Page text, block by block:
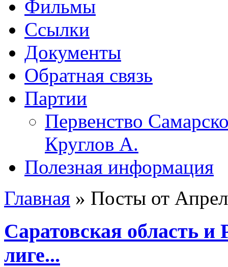
Фильмы
Ссылки
Документы
Обратная связь
Партии
Первенство
Круглов А.
Полезная информация
Главная » Посты от
Саратовская область
лиге...